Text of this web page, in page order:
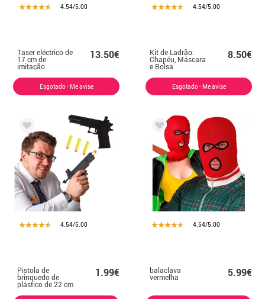
4.54/5.00
Taser eléctrico de
17 cm de
imitação
13.50€
Esgotado - Me avise
4.54/5.00
Kit de Ladrão:
Chapéu, Máscara
e Bolsa
8.50€
Esgotado - Me avise
4.54/5.00
Pistola de
brinquedo de
plástico de 22 cm
1.99€
4.54/5.00
balaclava
vermelha 5.99€